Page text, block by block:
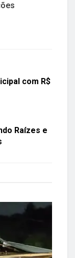
com R$
Raízes e